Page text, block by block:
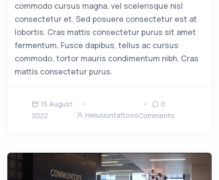
commodo cursus magna, vel scelerisque nisl
consectetur et. Sed posuere consectetur est at
lobortis. Cras mattis consectetur purus sit amet
fermentum. Fusce dapibus, tellus ac cursus
commodo, tortor mauris condimentum nibh. Cras
mattis consectetur purus.
15 August
2022
Helusiontattoos
0
Comments